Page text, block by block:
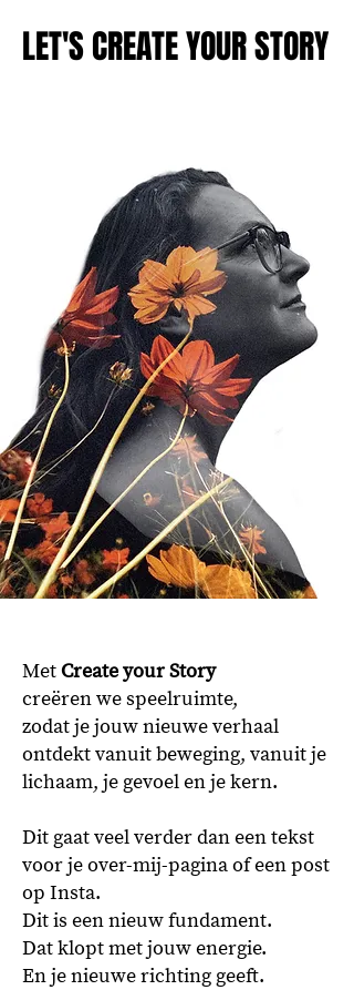
LET'S CREATE YOUR STORY
LET'S CREATE YOUR STORY
MetCreate your Story
creëren we speelruimte,
zodat je jouw nieuwe verhaal
ontdekt vanuit beweging, vanuit je
lichaam, je gevoel en je kern.
Dit gaat veel verder dan een tekst
voor je over-mij-pagina of een post
op Insta.
Dit is een nieuw fundament.
Dat klopt met jouw energie.
En je nieuwe richting geeft.